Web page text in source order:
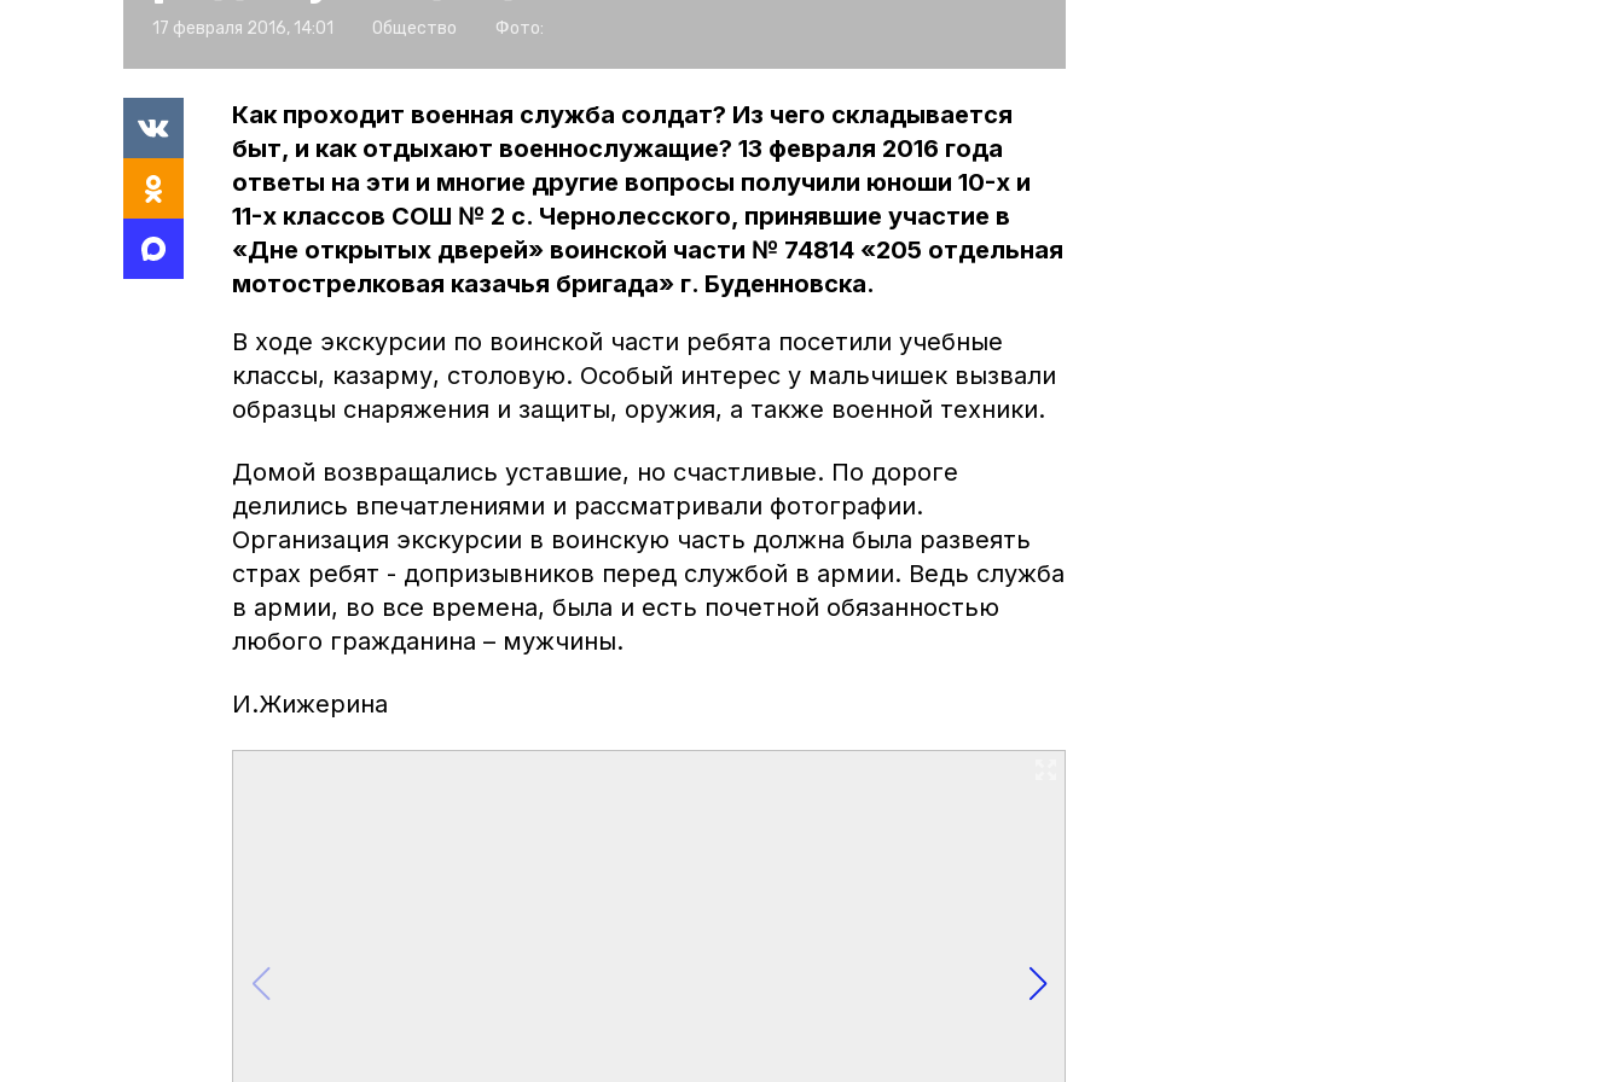
17 февраля 2016, 14:01 Общество Фото:
Как проходит военная служба солдат? Из чего складывается
быт, и как отдыхают военнослужащие? 13 февраля 2016 года
ответы на эти и многие другие вопросы получили юноши 10-х и
11-х классов СОШ № 2 с. Чернолесского, принявшие участие в
«Дне открытых дверей» воинской части № 74814 «205 отдельная
мотострелковая казачья бригада» г. Буденновска.
В ходе экскурсии по воинской части ребята посетили учебные
классы, казарму, столовую. Особый интерес у мальчишек вызвали
образцы снаряжения и защиты, оружия, а также военной техники.
Домой возвращались уставшие, но счастливые. По дороге
делились впечатлениями и рассматривали фотографии.
Организация экскурсии в воинскую часть должна была развеять
страх ребят - допризывников перед службой в армии. Ведь служба
в армии, во все времена, была и есть почетной обязанностью
любого гражданина – мужчины.
И.Жижерина